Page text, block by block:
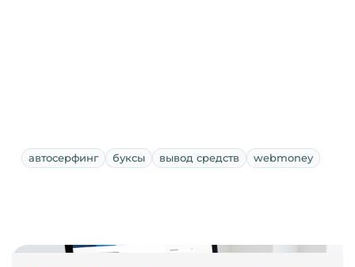
автосерфинг буксы вывод средств webmoney